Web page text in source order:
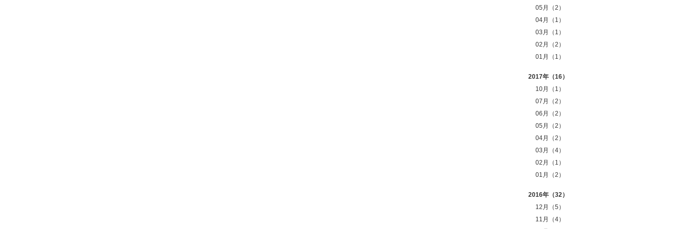
05月（2）
04月（1）
03月（1）
02月（2）
01月（1）
2017年（16）
10月（1）
07月（2）
06月（2）
05月（2）
04月（2）
03月（4）
02月（1）
01月（2）
2016年（32）
12月（5）
11月（4）